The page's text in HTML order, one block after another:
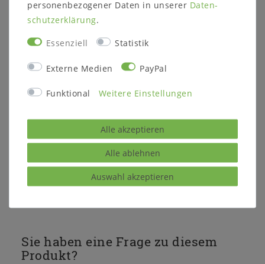
Sitzfläche
Truhenfach Innenhöhe ca. 17
cm
wahlweise mit oder ohne
B 82 x H 93 x T 46 cm
Holz:
Kiefer massiv
Oberfläche:
bernsteinfarben lackiert
zerlegt zur Selbstmontage
Sie haben eine Frage zu diesem
Produkt?
personenbezogener Daten in unserer Daten­
schutz­erklärung.
Essenziell Statistik
Externe Medien PayPal
Funktional Weitere Einstellungen
Alle akzeptieren
Alle ablehnen
Auswahl akzeptieren